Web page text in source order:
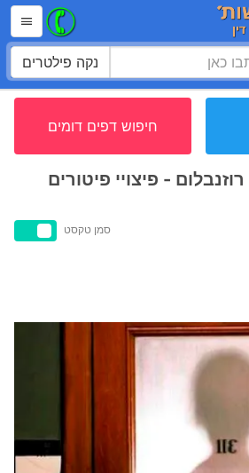
נקה פילטרים
חיפוש דפים דומים
- פיצויי פיטורים
סמן טקסט